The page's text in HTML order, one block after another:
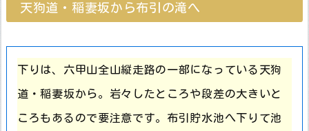
天狗道・稲妻坂から布引の滝へ
下りは、六甲山全山縦走路の一部になっている天狗
道・稲妻坂から。岩々したところや段差の大きいと
ころもあるので要注意です。布引貯水池へ下りて池